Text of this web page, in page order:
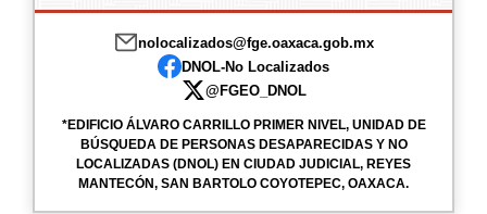
nolocalizados@fge.oaxaca.gob.mx
DNOL-No Localizados
@FGEO_DNOL
*EDIFICIO ÁLVARO CARRILLO PRIMER NIVEL, UNIDAD DE
BÚSQUEDA DE PERSONAS DESAPARECIDAS Y NO
LOCALIZADAS (DNOL) EN CIUDAD JUDICIAL, REYES
MANTECÓN, SAN BARTOLO COYOTEPEC, OAXACA.